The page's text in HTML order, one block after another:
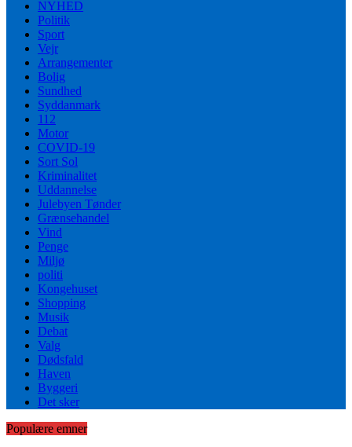
NYHED
Politik
Sport
Vejr
Arrangementer
Bolig
Sundhed
Syddanmark
112
Motor
COVID-19
Sort Sol
Kriminalitet
Uddannelse
Julebyen Tønder
Grænsehandel
Vind
Penge
Miljø
politi
Kongehuset
Shopping
Musik
Debat
Valg
Dødsfald
Haven
Byggeri
Det sker
Populære emner